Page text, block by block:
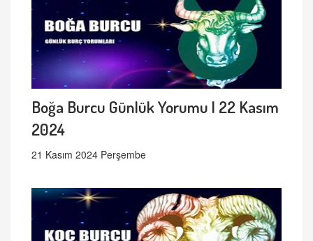
Boğa Burcu Günlük Yorumu | 22 Kasım
2024
21 Kasım 2024 Perşembe